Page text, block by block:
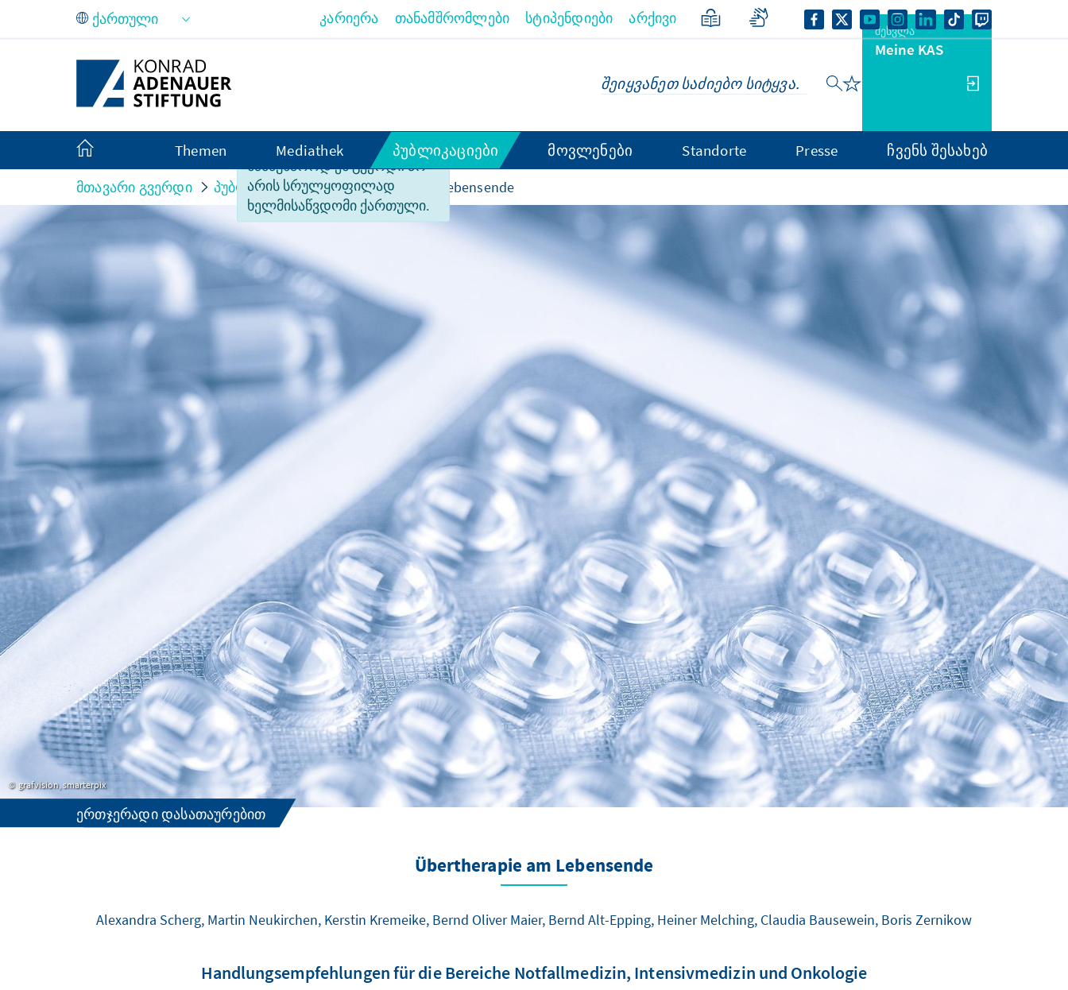
Skip to Main Content
სამწუხაროდ ეს გვერდი არ
არის სრულყოფილად
ხელმისაწვდომი ქართული.
კარიერა თანამშრომლები სტიპენდიები არქივი
შესვლა
Meine KAS
Themen Mediathek პუბლიკაციები მოვლენები Standorte Presse ჩვენს შესახებ
მთავარი გვერდი პუბლიკაციები Übertherapie am Lebensende
grafvision, smarterpix
ᲔᲠᲗᲯᲔᲠᲐᲓᲘ ᲓᲐᲡᲐᲗᲐᲣᲠᲔᲑᲘᲗ
Übertherapie am Lebensende
Alexandra Scherg, Martin Neukirchen, Kerstin Kremeike, Bernd Oliver Maier, Bernd Alt-Epping, Heiner Melching, Claudia Bausewein, Boris Zernikow
Handlungsempfehlungen für die Bereiche Notfallmedizin, Intensivmedizin und Onkologie